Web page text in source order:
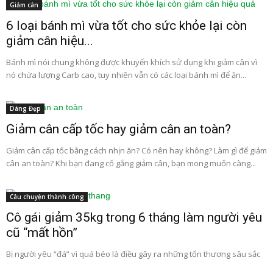
Giảm cân
6 loại bánh mì vừa tốt cho sức khỏe lại còn
giảm cân hiệu...
Bánh mì nói chung không được khuyến khích sử dụng khi giảm cân vì
nó chứa lượng Carb cao, tuy nhiên vẫn có các loại bánh mì để ăn...
Dáng Đẹp
Giảm cân cấp tốc hay giảm cân an toàn?
Giảm cân cấp tốc bằng cách nhịn ăn? Có nên hay không? Làm gì để giảm
cân an toàn? Khi bạn đang cố gắng giảm cân, bạn mong muốn càng...
Câu chuyện thành công
Cô gái giảm 35kg trong 6 tháng làm người yêu
cũ “mất hồn”
Bị người yêu “đá” vì quá béo là điều gây ra những tổn thương sâu sắc